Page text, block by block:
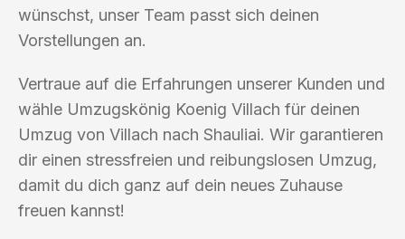
wünschst, unser Team passt sich deinen
Vorstellungen an.
Vertraue auf die Erfahrungen unserer Kunden und
wähle Umzugskönig Koenig Villach für deinen
Umzug von Villach nach Shauliai. Wir garantieren
dir einen stressfreien und reibungslosen Umzug,
damit du dich ganz auf dein neues Zuhause
freuen kannst!